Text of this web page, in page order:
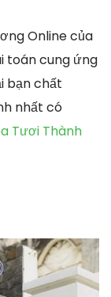
Online của
toán cung ứng
bạn chất
nhất có
Tươi Thành